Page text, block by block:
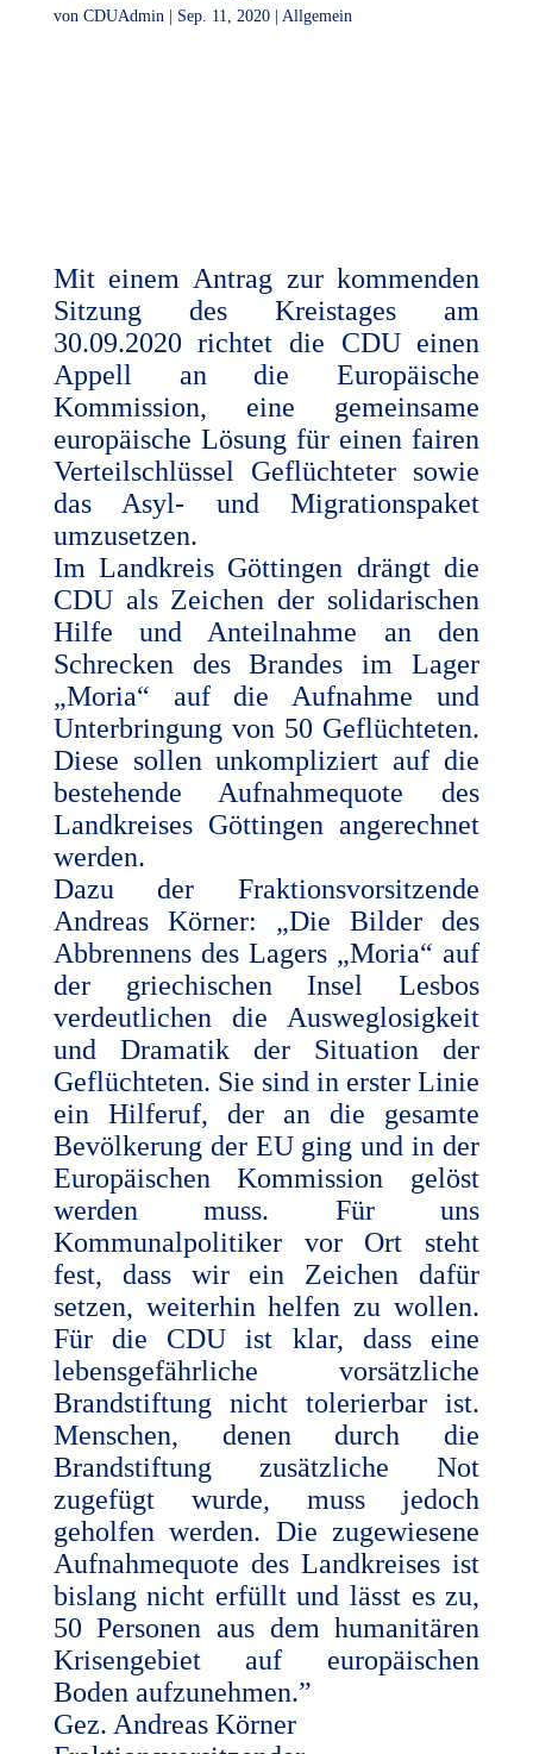
von CDUAdmin| Sep. 11, 2020| Allgemein
Mit einem Antrag zur kommenden
Sitzung des Kreistages am
30.09.2020 richtet die CDU einen
Appell an die Europäische
Kommission, eine gemeinsame
europäische Lösung für einen fairen
Verteilschlüssel Geflüchteter sowie
das Asyl- und Migrationspaket
umzusetzen.
Im Landkreis Göttingen drängt die
CDU als Zeichen der solidarischen
Hilfe und Anteilnahme an den
Schrecken des Brandes im Lager
„Moria“ auf die Aufnahme und
Unterbringung von 50 Geflüchteten.
Diese sollen unkompliziert auf die
bestehende Aufnahmequote des
Landkreises Göttingen angerechnet
werden.
Dazu der Fraktionsvorsitzende
Andreas Körner: „Die Bilder des
Abbrennens des Lagers „Moria“ auf
der griechischen Insel Lesbos
verdeutlichen die Ausweglosigkeit
und Dramatik der Situation der
Geflüchteten. Sie sind in erster Linie
ein Hilferuf, der an die gesamte
Bevölkerung der EU ging und in der
Europäischen Kommission gelöst
werden muss. Für uns
Kommunalpolitiker vor Ort steht
fest, dass wir ein Zeichen dafür
setzen, weiterhin helfen zu wollen.
Für die CDU ist klar, dass eine
lebensgefährliche vorsätzliche
Brandstiftung nicht tolerierbar ist.
Menschen, denen durch die
Brandstiftung zusätzliche Not
zugefügt wurde, muss jedoch
geholfen werden. Die zugewiesene
Aufnahmequote des Landkreises ist
bislang nicht erfüllt und lässt es zu,
50 Personen aus dem humanitären
Krisengebiet auf europäischen
Boden aufzunehmen.”
Gez. Andreas Körner